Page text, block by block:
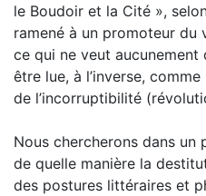
le Boudoir et la Cité »,
ramené à un promoteur
ce qui ne veut
être lue, à l’inverse,
de l’incorruptibilité
Nous chercherons dans
de quelle manière la
des postures littéraires et